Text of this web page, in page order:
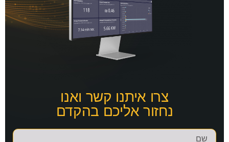
צרו איתנו קשר ואנו
נחזור אליכם בהקדם